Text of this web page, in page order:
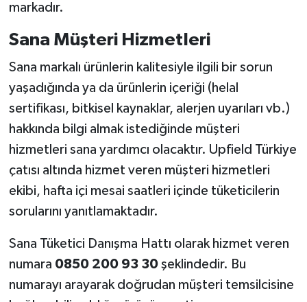
markadır.
Sana Müşteri Hizmetleri
Sana markalı ürünlerin kalitesiyle ilgili bir sorun
yaşadığında ya da ürünlerin içeriği (helal
sertifikası, bitkisel kaynaklar, alerjen uyarıları vb.)
hakkında bilgi almak istediğinde müşteri
hizmetleri sana yardımcı olacaktır. Upfield Türkiye
çatısı altında hizmet veren müşteri hizmetleri
ekibi, hafta içi mesai saatleri içinde tüketicilerin
sorularını yanıtlamaktadır.
Sana Tüketici Danışma Hattı olarak hizmet veren
numara 0850 200 93 30şeklindedir. Bu
numarayı arayarak doğrudan müşteri temsilcisine